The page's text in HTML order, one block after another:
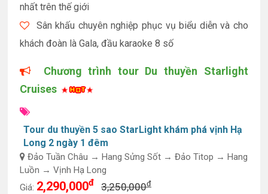
nhất trên thế giới
Sân khấu chuyên nghiệp phục vụ biểu diễn và cho
khách đoàn là Gala, đầu karaoke 8 số
Chương trình tour Du thuyền Starlight
Cruises
Tour du thuyền 5 sao StarLight khám phá vịnh Hạ
Long 2 ngày 1 đêm
Đảo Tuần Châu → Hang Sửng Sốt → Đảo Titop → Hang
Luồn → Vịnh Hạ Long
Giá: 2,290,000đ 3,250,000đ